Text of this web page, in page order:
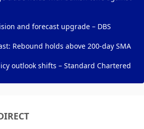
and forecast upgrade – DBS
Rebound holds above 200-day SMA
outlook shifts – Standard Chartered